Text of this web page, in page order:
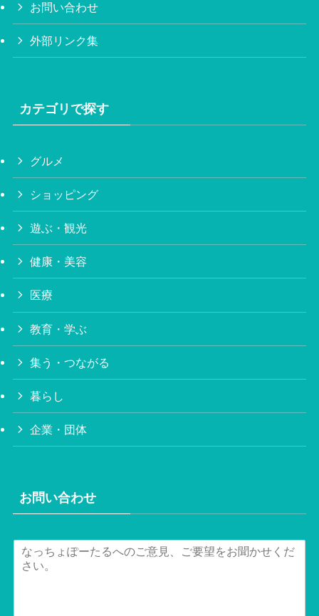
お問い合わせ
外部リンク集
カテゴリで探す
グルメ
ショッピング
遊ぶ・観光
健康・美容
医療
教育・学ぶ
集う・つながる
暮らし
企業・団体
お問い合わせ